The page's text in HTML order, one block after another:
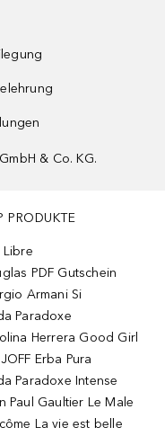
& Co. KG.
PRODUKTE
Libre
PDF Gutschein
Armani Si
Paradoxe
Herrera Good Girl
Erba Pura
Paradoxe Intense
Paul Gaultier Le Male
La vie est belle